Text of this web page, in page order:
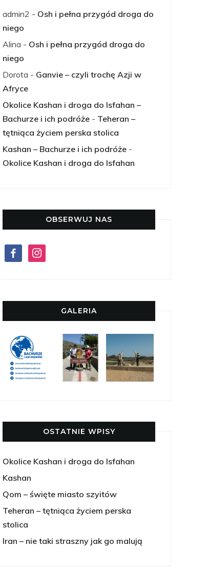
admin2 - Osh i pełna przygód droga do
niego
Alina - Osh i pełna przygód droga do
niego
Dorota - Ganvie – czyli trochę Azji w
Afryce
Okolice Kashan i droga do Isfahan –
Bachurze i ich podróże - Teheran –
tętniąca życiem perska stolica
Kashan – Bachurze i ich podróże -
Okolice Kashan i droga do Isfahan
OBSERWUJ NAS
facebookinstagram
GALERIA
OSTATNIE WPISY
Okolice Kashan i droga do Isfahan
Kashan
Qom – święte miasto szyitów
Teheran – tętniąca życiem perska
stolica
Iran – nie taki straszny jak go malują